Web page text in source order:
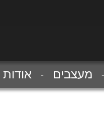
מעצבים אודות